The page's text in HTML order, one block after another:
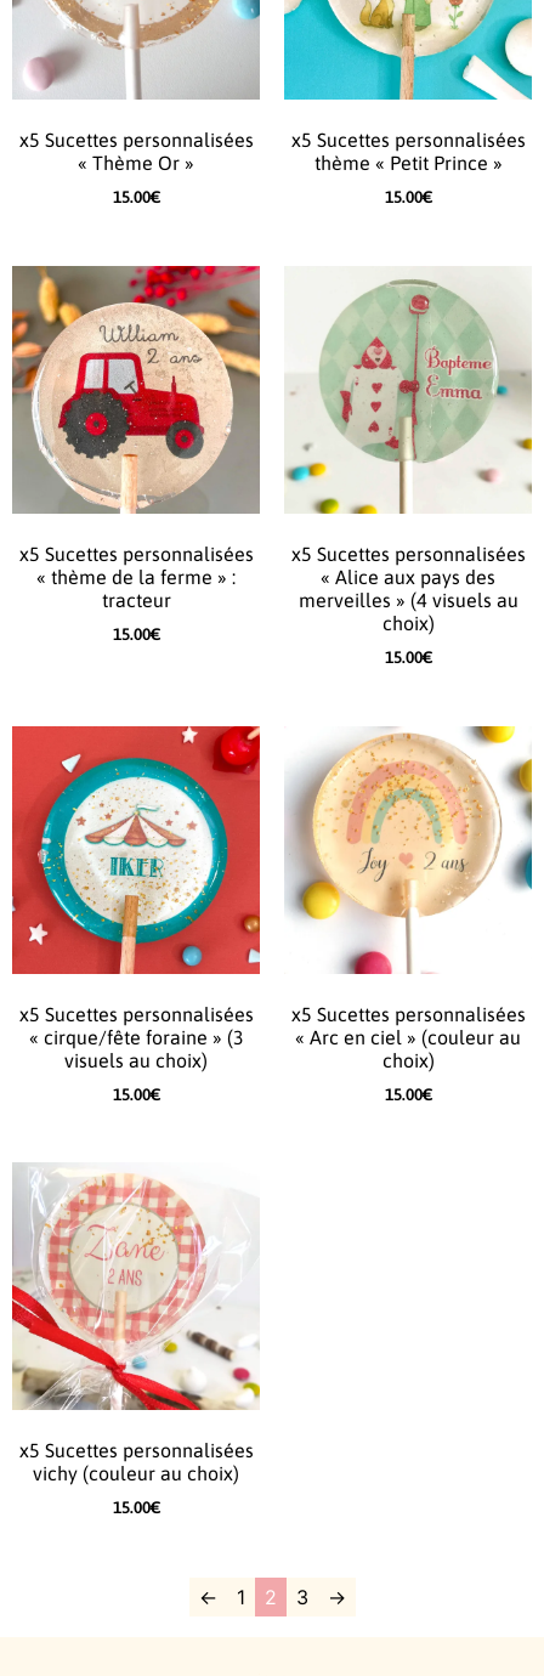
x5 Sucettes personnalisées
« Thème Or »
15.00€
x5 Sucettes personnalisées
thème « Petit Prince »
15.00€
x5 Sucettes personnalisées
« thème de la ferme » :
tracteur
15.00€
x5 Sucettes personnalisées
« Alice aux pays des
merveilles » (4 visuels au
choix)
15.00€
x5 Sucettes personnalisées
« cirque/fête foraine » (3
visuels au choix)
15.00€
x5 Sucettes personnalisées
« Arc en ciel » (couleur au
choix)
15.00€
x5 Sucettes personnalisées
vichy (couleur au choix)
15.00€
← 1 2 3 →